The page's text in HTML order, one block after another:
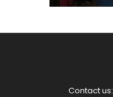
Contact us: